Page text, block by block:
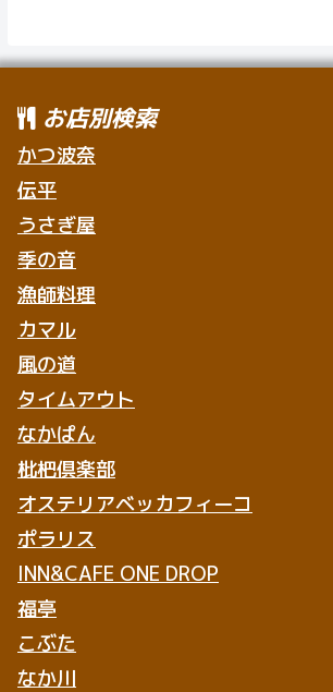
お店別検索
かつ波奈
伝平
うさぎ屋
季の音
漁師料理
カマル
風の道
タイムアウト
なかぱん
枇杷倶楽部
オステリアベッカフィーコ
ポラリス
INN&CAFE ONE DROP
福亭
こぶた
なか川